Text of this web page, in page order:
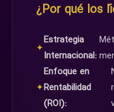
¿Por qué los
✦
Estrategia
Internacional:
✦
Enfoque en
Rentabilidad
(ROI):